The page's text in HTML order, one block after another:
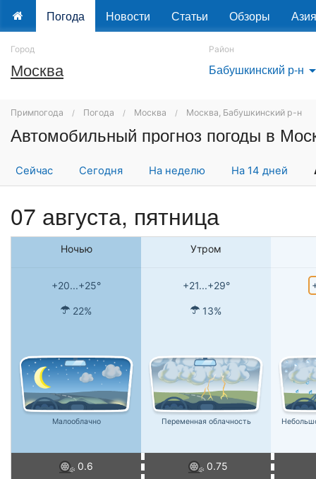
Погода Новости Статьи Обзоры Азия
Город
Москва
Район
Бабушкинский р-н
Примпогода Погода Москва Москва, Бабушкинский р-н
Сейчас Сегодня На неделю На 14 дней
07 августа, пятница
Ночью Утром
+20...+25° +21...+29°
22% 13%
Малооблачно Переменная облачность
0.6 0.75